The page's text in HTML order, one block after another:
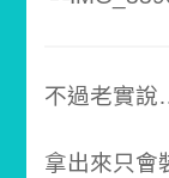
不過老實
拿出來只會